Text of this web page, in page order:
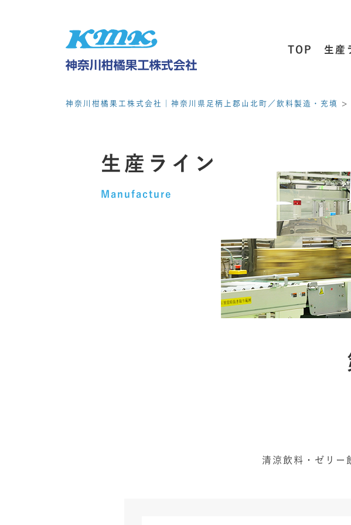
TOP 生産
神奈川柑橘果工株式会社｜神奈川県足柄上郡山北町／飲料製造・充填 >
生産ライン
Manufacture
清涼飲料・ゼリー